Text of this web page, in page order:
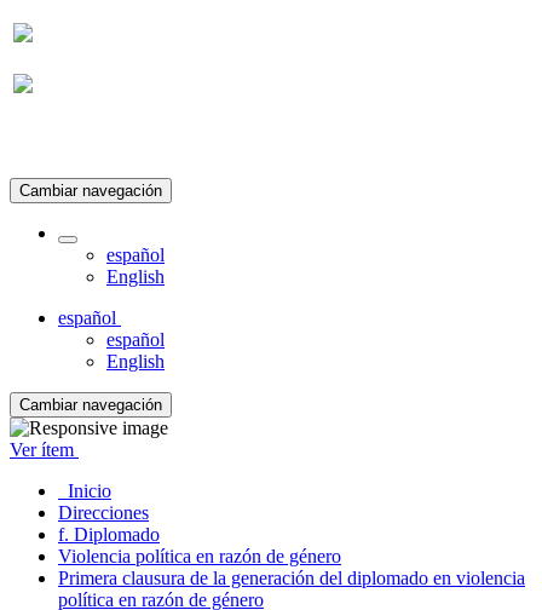
Cambiar navegación
español
English
español
español
English
Cambiar navegación
Ver ítem
Inicio
Direcciones
f. Diplomado
Violencia política en razón de género
Primera clausura de la generación del diplomado en violencia
política en razón de género